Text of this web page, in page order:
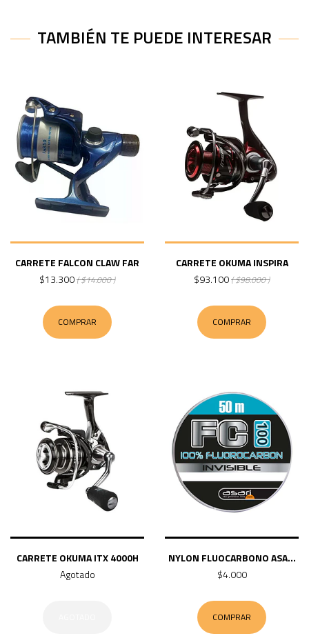
TAMBIÉN TE PUEDE INTERESAR
CARRETE FALCON CLAW FAR
$13.300( $14.000 )
COMPRAR
CARRETE OKUMA INSPIRA
$93.100( $98.000 )
COMPRAR
CARRETE OKUMA ITX 4000H
Agotado
NYLON FLUOCARBONO ASA...
$4.000
COMPRAR